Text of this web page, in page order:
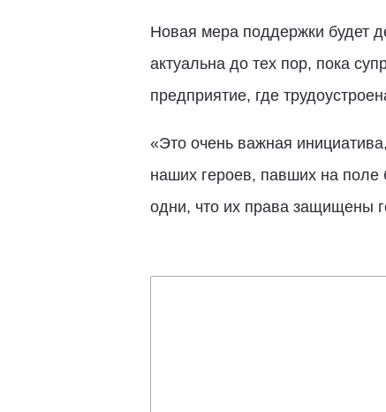
Новая мера поддержки будет
актуальна до тех пор, пока
предприятие, где
«Это очень важная
наших героев, павших на поле
одни, что их права защищены